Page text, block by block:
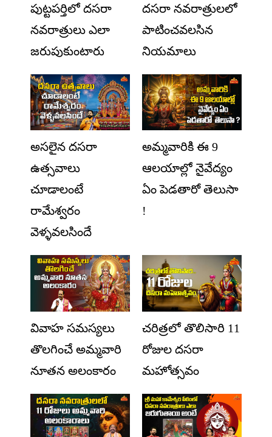
పుట్టపర్తిలో దసరా
నవరాత్రులు ఎలా
జరుపుకుంటారు
దసరా నవరాత్రులలో
పాటించవలసిన
నియమాలు
అసలైన దసరా
ఉత్సవాలు
చూడాలంటే
రామేశ్వరం
వెళ్ళవలసిందే
అమ్మవారికి ఈ 9
ఆలయాల్లో నైవేద్యం
ఏం పెడతారో తెలుసా
!
వివాహ సమస్యలు
తొలగించే అమ్మవారి
నూతన అలంకారం
చరిత్రలో తొలిసారి 11
రోజుల దసరా
మహోత్సవం